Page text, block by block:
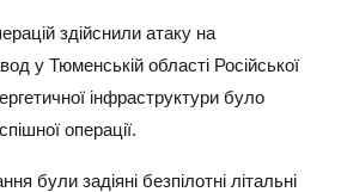
здійснили атаку на
у Тюменській області Російської
інфраструктури було
операції.
були задіяні безпілотні літальні